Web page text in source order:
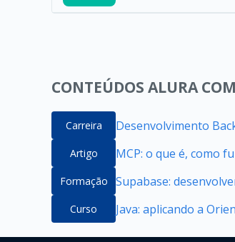
CONTEÚDOS ALURA
Carreira Desenvolvimento
Artigo MCP: o que é, como
Formação Supabase:
Curso Java: aplicando a